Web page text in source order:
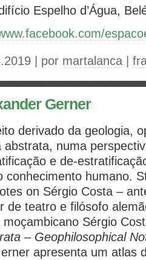
Espelho d’Água,
| por martalanca
Gerner
derivado da geologia,
abstrata, numa
e de-
conhecimento humano.
on Sérgio Costa –
de teatro e filósofo
Sérgio
– Geophilosophical
apresenta um atlas